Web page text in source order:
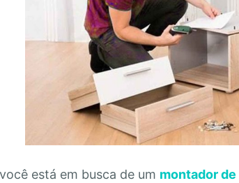
está em busca de um montador